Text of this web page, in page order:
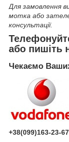
Для замовлення
мотка або
консультації.
або пишіть
Чекаємо
+38(099)163-23-67